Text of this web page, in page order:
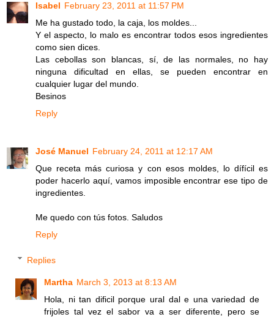
Isabel February 23, 2011 at 11:57 PM
Me ha gustado todo, la caja, los moldes...
Y el aspecto, lo malo es encontrar todos esos ingredientes
como sien dices.
Las cebollas son blancas, sí, de las normales, no hay
ninguna dificultad en ellas, se pueden encontrar en
cualquier lugar del mundo.
Besinos
Reply
José Manuel February 24, 2011 at 12:17 AM
Que receta más curiosa y con esos moldes, lo dífícil es
poder hacerlo aquí, vamos imposible encontrar ese tipo de
ingredientes.
Me quedo con tús fotos. Saludos
Reply
Replies
Martha March 3, 2013 at 8:13 AM
Hola, ni tan dificil porque ural dal e una variedad de
frijoles tal vez el sabor va a ser diferente, pero se